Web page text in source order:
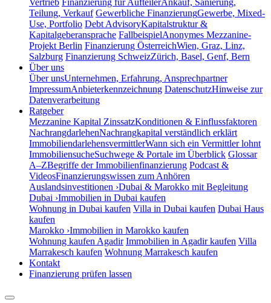
Vertrieb Finanzierung für AufteilerAnkauf, Sanierung,
Teilung, Verkauf Gewerbliche FinanzierungGewerbe, Mixed-
Use, Portfolio Debt AdvisoryKapitalstruktur &
Kapitalgeberansprache FallbeispielAnonymes Mezzanine-
Projekt Berlin Finanzierung ÖsterreichWien, Graz, Linz,
Salzburg Finanzierung SchweizZürich, Basel, Genf, Bern
Über uns
Über unsUnternehmen, Erfahrung, Ansprechpartner
ImpressumAnbieterkennzeichnung DatenschutzHinweise zur
Datenverarbeitung
Ratgeber
Mezzanine Kapital ZinssatzKonditionen & Einflussfaktoren
NachrangdarlehenNachrangkapital verständlich erklärt
ImmobiliendarlehensvermittlerWann sich ein Vermittler lohnt
ImmobiliensucheSuchwege & Portale im Überblick Glossar
A–ZBegriffe der Immobilienfinanzierung Podcast &
VideosFinanzierungswissen zum Anhören
Auslandsinvestitionen ›Dubai & Marokko mit Begleitung
Dubai ›Immobilien in Dubai kaufen
Wohnung in Dubai kaufen Villa in Dubai kaufen Dubai Haus
kaufen
Marokko ›Immobilien in Marokko kaufen
Wohnung kaufen Agadir Immobilien in Agadir kaufen Villa
Marrakesch kaufen Wohnung Marrakesch kaufen
Kontakt
Finanzierung prüfen lassen